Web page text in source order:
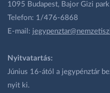
1095 Budapest, Bajor Gizi
Telefon: 1/476-6868
E-mail:
Nyitvatartás:
Június 16-ától a jegypénztár
nyit ki.